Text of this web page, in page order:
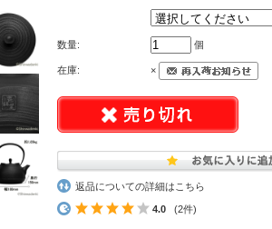
数量: 個
在庫: ×
返品についての詳細はこちら
4.0 (2件)